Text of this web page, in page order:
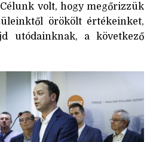
volt, hogy megőrizzük
örökölt értékeinket,
utódainknak, a következő